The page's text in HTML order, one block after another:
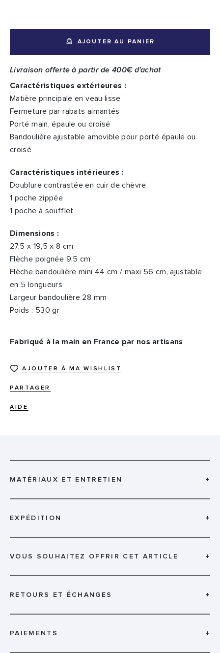
AJOUTER AU PANIER
Livraison offerte à partir de 400€ d'achat
Caractéristiques extérieures :
Matière principale en veau lisse
Fermeture par rabats aimantés
Porté main, épaule ou croisé
Bandoulière ajustable amovible pour porté épaule ou
croisé
Caractéristiques intérieures :
Doublure contrastée en cuir de chèvre
1 poche zippée
1 poche à soufflet
Dimensions :
27,5 x 19,5 x 8 cm
Flèche poignée 9,5 cm
Flèche bandoulière mini 44 cm / maxi 56 cm, ajustable
en 5 longueurs
Largeur bandoulière 28 mm
Poids : 530 gr
Fabriqué à la main en France par nos artisans
AJOUTER À MA WISHLIST
PARTAGER
AIDE
MATÉRIAUX ET ENTRETIEN +
EXPÉDITION +
VOUS SOUHAITEZ OFFRIR CET ARTICLE +
RETOURS ET ÉCHANGES +
PAIEMENTS +